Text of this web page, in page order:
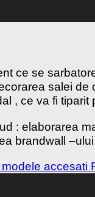
ce se
salei
, ce va fi
: elaborarea
brandwall
accesati